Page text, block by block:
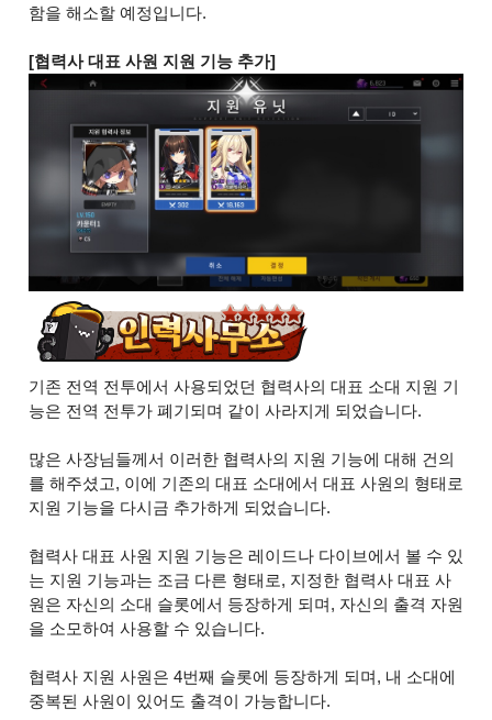
함을 해소할 예정입니다.
[협력사 대표 사원 지원 기능 추가]
기존 전역 전투에서 사용되었던 협력사의 대표 소대 지원 기
능은 전역 전투가 폐기되며 같이 사라지게 되었습니다.
많은 사장님들께서 이러한 협력사의 지원 기능에 대해 건의
를 해주셨고, 이에 기존의 대표 소대에서 대표 사원의 형태로
지원 기능을 다시금 추가하게 되었습니다.
협력사 대표 사원 지원 기능은 레이드나 다이브에서 볼 수 있
는 지원 기능과는 조금 다른 형태로, 지정한 협력사 대표 사
원은 자신의 소대 슬롯에서 등장하게 되며, 자신의 출격 자원
을 소모하여 사용할 수 있습니다.
협력사 지원 사원은 4번째 슬롯에 등장하게 되며, 내 소대에
중복된 사원이 있어도 출격이 가능합니다.